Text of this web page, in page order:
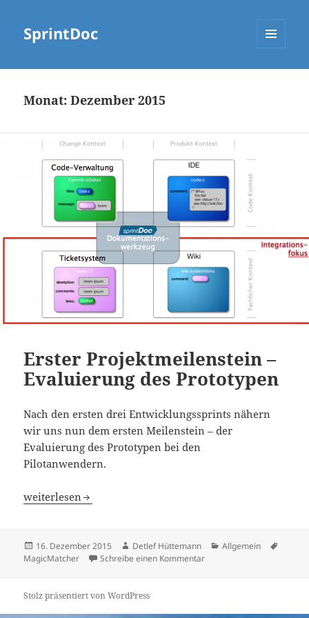
SprintDoc
Monat:Dezember 2015
Erster Projektmeilenstein –
Evaluierung des Prototypen
Nach den ersten drei Entwicklungssprints nähern
wir uns nun dem ersten Meilenstein – der
Evaluierung des Prototypen bei den
Pilotanwendern.
Erster Projektmeilenstein – Evaluierung des Prototypen
weiterlesen
Veröffentlicht
am
16. Dezember 2015 Autor
Detlef Hüttemann Kategorien
Allgemein
MagicMatcher
Schreibe einen Kommentarzu Erster
Stolz präsentiert von WordPress